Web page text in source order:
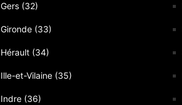
Gers (32)
Gironde (33)
Hérault (34)
Ille-et-Vilaine (35)
Indre (36)